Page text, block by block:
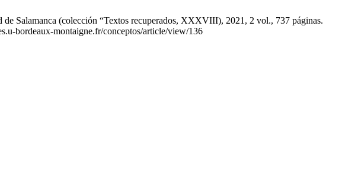
Salamanca (colección “Textos recuperados, XXXVIII), 2021, 2 vol., 737 páginas.
bordeaux-montaigne.fr/conceptos/article/view/136